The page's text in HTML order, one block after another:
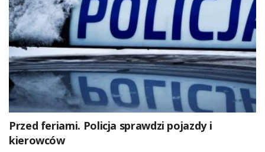
Przed feriami. Policja sprawdzi pojazdy i
kierowców